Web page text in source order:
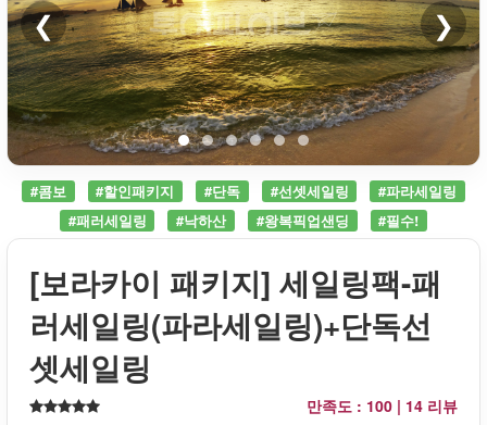
❮ ❯
#콤보 #할인패키지 #단독 #선셋세일링
#파라세일링
#패러세일링
#낙하산 #왕복픽업샌딩 #필수!
[보라카이 패키지] 세일링팩-패
러세일링(파라세일링)+단독선
셋세일링
만족도 : 100 | 14 리뷰